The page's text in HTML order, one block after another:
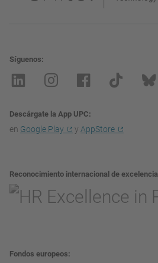
Síguenos
Descárgate la App UPC
en Google Play y AppStore
Reconocimiento internacional de excelencia
Fondos europeos